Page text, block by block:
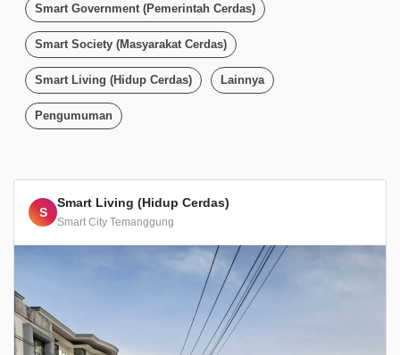
Smart Government (Pemerintah Cerdas)
Smart Society (Masyarakat Cerdas)
Smart Living (Hidup Cerdas) Lainnya
Pengumuman
S
Smart Living (Hidup Cerdas)
Smart City Temanggung